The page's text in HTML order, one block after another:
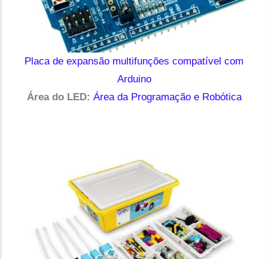
Placa de expansão multifunções compatível com
Arduino
Área do LED: Área da Programação e Robótica